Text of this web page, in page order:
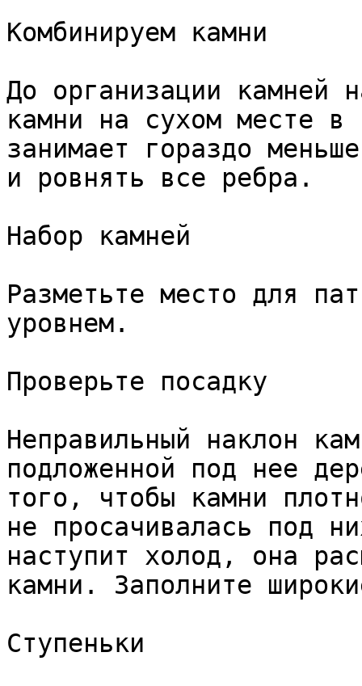
Комбинируем камни
До организации камней
камни на сухом месте
занимает гораздо
и ровнять все ребра.
Набор камней
Разметьте место для
уровнем.
Проверьте посадку
Неправильный наклон
подложенной под нее
того, чтобы камни
не просачивалась под
наступит холод, она
камни. Заполните
Ступеньки